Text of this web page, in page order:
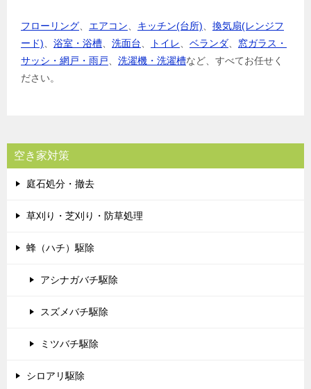
フローリング エアコン キッチン(台所)
換気扇(レンジフ
ード)
浴室・浴槽 洗面台 トイレ ベランダ
窓ガラス・
サッシ・網戸・雨戸
洗濯機・洗濯槽など、すべてお任せく
ださい。
空き家対策
庭石処分・撤去
草刈り・芝刈り・防草処理
蜂（ハチ）駆除
アシナガバチ駆除
スズメバチ駆除
ミツバチ駆除
シロアリ駆除